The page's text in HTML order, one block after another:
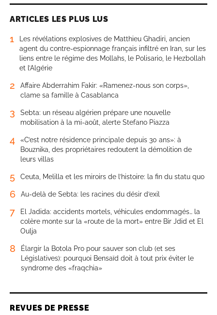
ARTICLES LES PLUS LUS
1
Les révélations explosives de Matthieu Ghadiri, ancien
agent du contre-espionnage français infiltré en Iran, sur les
liens entre le régime des Mollahs, le Polisario, le Hezbollah
et l’Algérie
2
Affaire Abderrahim Fakir: «Ramenez-nous son corps»,
clame sa famille à Casablanca
3
Sebta: un réseau algérien prépare une nouvelle
mobilisation à la mi-août, alerte Stefano Piazza
4
«C’est notre résidence principale depuis 30 ans»: à
Bouznika, des propriétaires redoutent la démolition de
leurs villas
5 Ceuta, Melilla et les miroirs de l’histoire: la fin du statu quo
6 Au-delà de Sebta: les racines du désir d’exil
7
El Jadida: accidents mortels, véhicules endommagés… la
colère monte sur la «route de la mort» entre Bir Jdid et El
Oulja
8
Élargir la Botola Pro pour sauver son club (et ses
Législatives): pourquoi Bensaïd doit à tout prix éviter le
syndrome des «fraqchia»
REVUES DE PRESSE